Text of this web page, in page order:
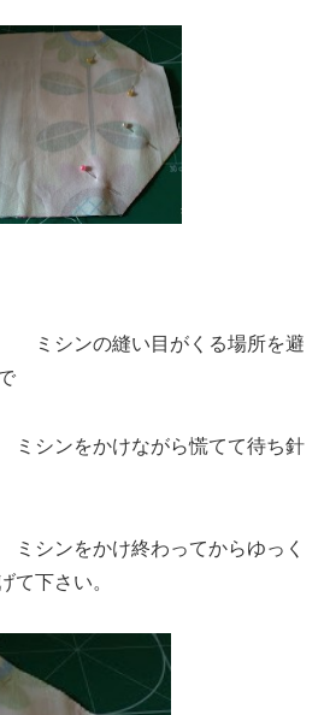
目がくる場所を避
ながら慌てて待ち針
わってからゆっく
て下さい。